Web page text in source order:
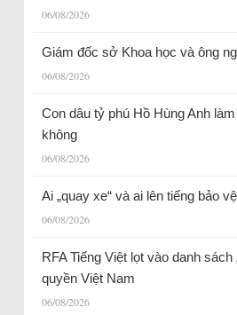
06/08/2026
Giám đốc sở Khoa học và ông
06/08/2026
Con dâu tỷ phú Hồ Hùng Anh
không
06/08/2026
Ai „quay xe“ và ai lên tiếng bảo
06/08/2026
RFA Tiếng Việt lọt vào danh sách
quyền Việt Nam
06/08/2026